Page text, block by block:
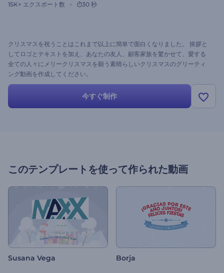
15K+ エクスポート数 30 秒
クリスマスを祝うことはこれまで以上に簡単で面白くなりました。 挨拶と
してロゴとテキストを加え、あなたの友人、顧客家族を驚かせて、愛する
全ての人々にメリークリスマスを願う素晴らしいクリスマスのグリーティ
ング動画を作成してください。
今すぐ制作
このテンプレートを使って作られた動画
Susana Vega Borja